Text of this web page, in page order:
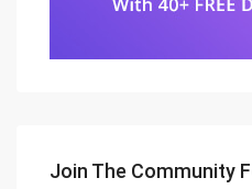
Join The Community